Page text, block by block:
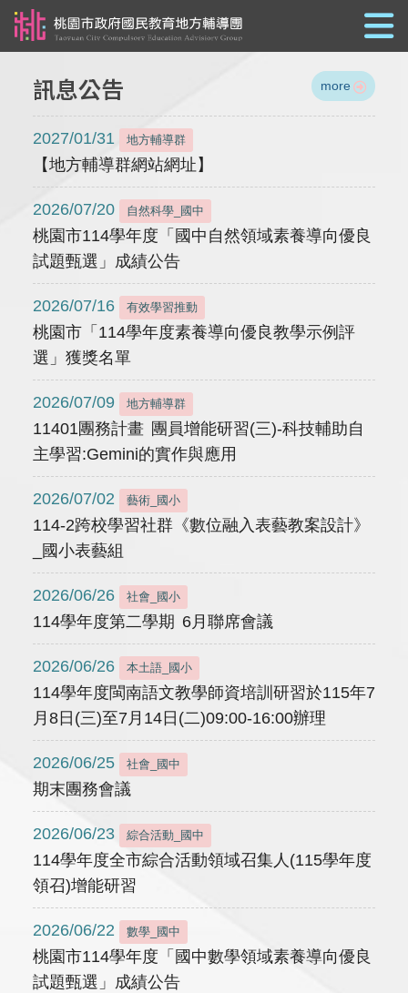
訊息公告 more
2027/01/31 地方輔導群
【地方輔導群網站網址】
2026/07/20 自然科學_國中
桃園市114學年度「國中自然領域素養導向優良
試題甄選」成績公告
2026/07/16 有效學習推動
桃園市「114學年度素養導向優良教學示例評
選」獲獎名單
2026/07/09 地方輔導群
11401團務計畫 團員增能研習(三)-科技輔助自
主學習:Gemini的實作與應用
2026/07/02 藝術_國小
114-2跨校學習社群《數位融入表藝教案設計》
_國小表藝組
2026/06/26 社會_國小
114學年度第二學期 6月聯席會議
2026/06/26 本土語_國小
114學年度閩南語文教學師資培訓研習於115年7
月8日(三)至7月14日(二)09:00-16:00辦理
2026/06/25 社會_國中
期末團務會議
2026/06/23 綜合活動_國中
114學年度全市綜合活動領域召集人(115學年度
領召)增能研習
2026/06/22 數學_國中
桃園市114學年度「國中數學領域素養導向優良
試題甄選」成績公告